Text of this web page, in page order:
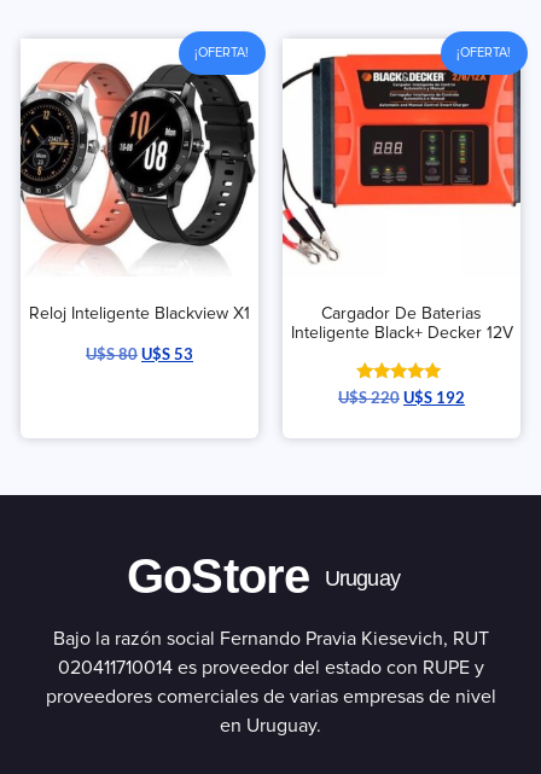
¡OFERTA!
Reloj Inteligente Blackview X1
U$S80U$S53
¡OFERTA!
Cargador De Baterias
Inteligente Black+ Decker 12V
Valorado
con
de 5
U$S220U$S 192
GoStore Uruguay
Bajo la razón social Fernando Pravia Kiesevich, RUT
020411710014 es proveedor del estado con RUPE y
proveedores comerciales de varias empresas de nivel
en Uruguay.